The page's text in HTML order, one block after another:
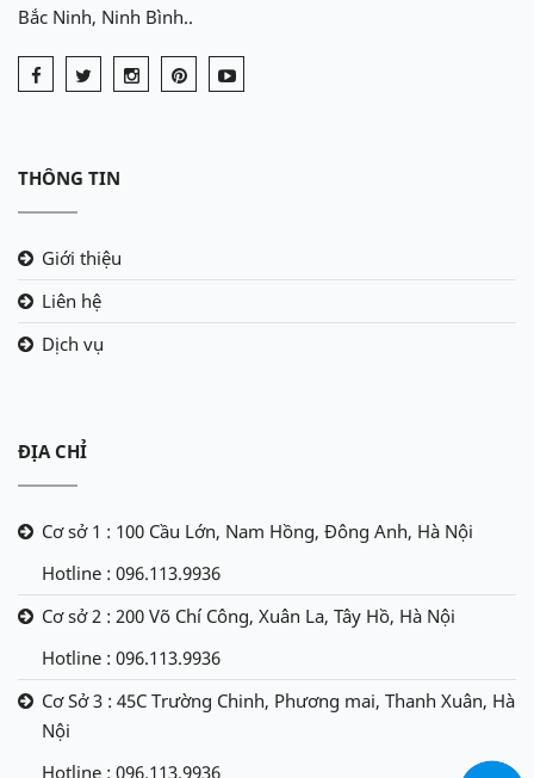
Bắc Ninh, Ninh Bình..
THÔNG TIN
Giới thiệu
Liên hệ
Dịch vụ
ĐỊA CHỈ
Cơ sở 1 : 100 Cầu Lớn, Nam Hồng, Đông Anh, Hà Nội
Hotline : 096.113.9936
Cơ sở 2 : 200 Võ Chí Công, Xuân La, Tây Hồ, Hà Nội
Hotline : 096.113.9936
Cơ Sở 3 : 45C Trường Chinh, Phương mai, Thanh Xuân, Hà
Nội
Hotline : 096.113.9936